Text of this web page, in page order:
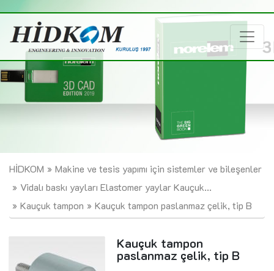
HİDKOM
Makine ve tesis yapımı için sistemler ve bileşenler
Vidalı baskı yayları Elastomer yaylar Kauçuk...
Kauçuk tampon
Kauçuk tampon paslanmaz çelik, tip B
Kauçuk tampon
paslanmaz çelik, tip B